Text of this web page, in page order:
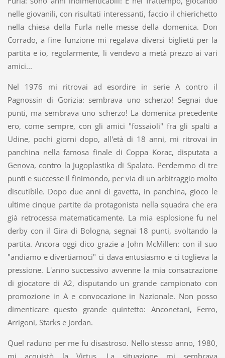
nelle giovanili, con risultati interessanti, faccio il chierichetto
nella chiesa della Furla nelle messe della domenica. Don
Corrado, a fine funzione mi regalava diversi biglietti per la
partita e io, regolarmente, li vendevo a metà prezzo ai vari
amici...
Nel 1976 mi ritrovai ad esordire in serie A contro il
Pagnossin di Gorizia: sembrava uno scherzo! Segnai due
punti, ma sembrava uno scherzo! La domenica precedente
ero, come sempre, con gli amici "fossaioli" fra gli spalti a
Udine, pochi giorni dopo, all'età di 18 anni, mi ritrovai in
panchina nella famosa finale di Coppa Korac, disputata a
Genova, contro la Jugoplastika di Spalato. Perdemmo di tre
punti e successe il finimondo, per via di un arbitraggio molto
discutibile. Dopo due anni di gavetta, in panchina, gioco le
ultime cinque partite da protagonista nella squadra che era
già retrocessa matematicamente. La mia esplosione fu nel
derby con il Gira di Bologna, segnai 18 punti, svoltando la
partita. Ancora oggi dico grazie a John McMillen: con il suo
"andiamo e divertiamoci" ci dava entusiasmo e ci toglieva la
pressione. L'anno successivo avvenne la mia consacrazione
di giocatore di A2, disputando un grande campionato con
promozione in A e convocazione in Nazionale. Non posso
dimenticare questo grande quintetto: Anconetani, Ferro,
Arrigoni, Starks e Jordan.
Quel raduno per me fu disastroso. Nello stesso anno, 1980,